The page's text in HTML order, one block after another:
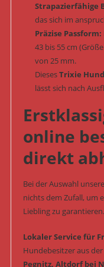
Strapazierfähige
das sich im
Präzise Passform:
43 bis 55 cm
von 25 mm.
DiesesTrixie
lässt sich nach
online
direkt
Bei der Auswahl
nichts dem Zufall, um
Liebling zu garantieren.
Lokaler Service für
Hundebesitzer aus der
Pegnitz, Altdorf bei